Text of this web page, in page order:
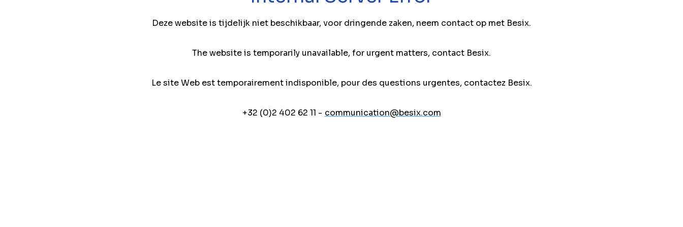
Deze website is tijdelijk niet beschikbaar, voor dringende zaken, neem contact op met Besix.
The website is temporarily unavailable, for urgent matters, contact Besix.
Le site Web est temporairement indisponible, pour des questions urgentes, contactez Besix.
+32 (0)2 402 62 11 - communication@besix.com